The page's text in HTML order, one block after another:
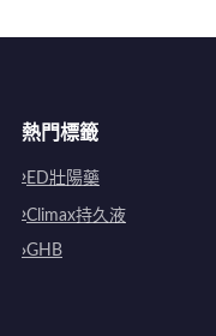
熱門標籤
ED壯陽藥
Climax持久液
GHB